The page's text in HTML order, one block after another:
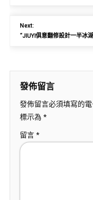
Next:
“JIUYI俱意翻修設計一半冰
發佈留言
發佈留言必須填寫的
標示為 *
留言 *